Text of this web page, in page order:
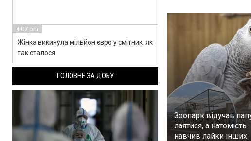
Зоопарк відучав
лаятися, а натомість
навчив лайки інших
4:07 pm
Жінка викинула мільйон євро у смітник: як
так сталося
ГОЛОВНЕ ЗА ДОБУ